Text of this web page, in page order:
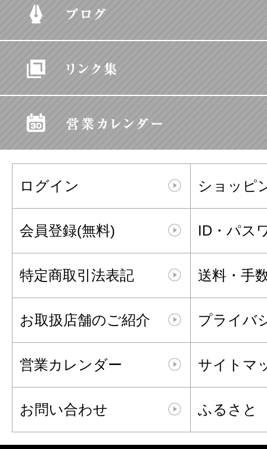
ログイン ショッピ
会員登録(無料) ID・パス
特定商取引法表記 送料・手
お取扱店舗のご紹介 プライバ
営業カレンダー サイトマ
お問い合わせ ふるさと